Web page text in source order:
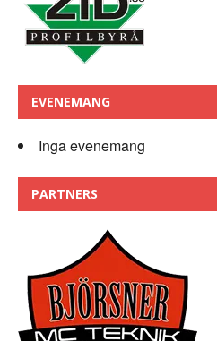
EVENEMANG
Inga evenemang
PARTNERS